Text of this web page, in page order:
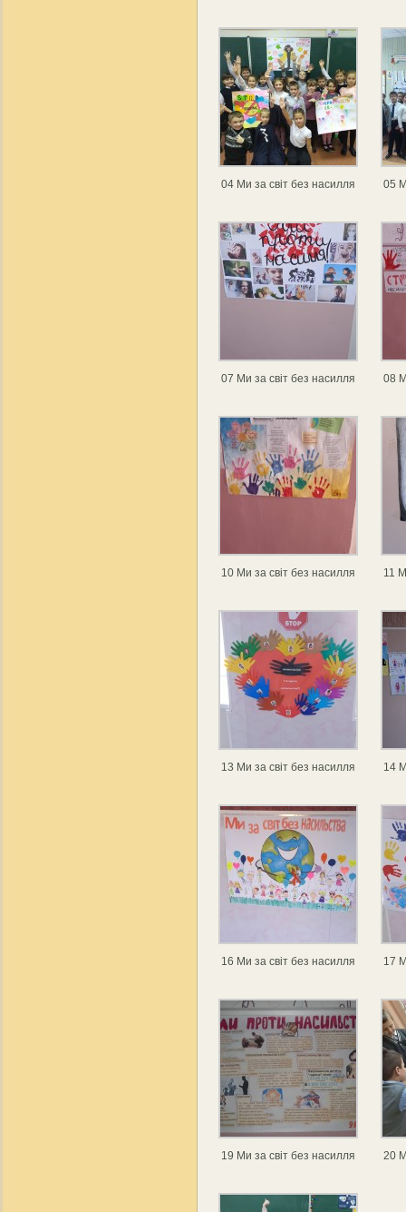
04 Ми за світ без насилля 05
07 Ми за світ без насилля 08
10 Ми за світ без насилля 11
13 Ми за світ без насилля 14
16 Ми за світ без насилля 17
19 Ми за світ без насилля 20